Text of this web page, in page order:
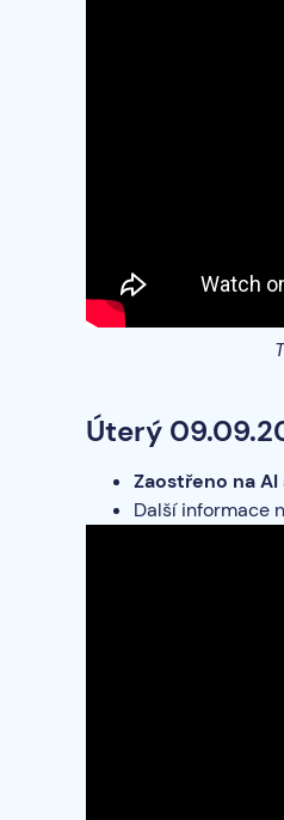
Úterý
Zaostřeno na
Další informace